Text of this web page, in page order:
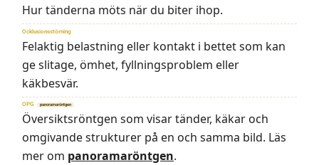
Hur tänderna möts när du biter ihop.
Ocklusionsstörning
Felaktig belastning eller kontakt i bettet som kan
ge slitage, ömhet, fyllningsproblem eller
käkbesvär.
OPG panoramaröntgen
Översiktsröntgen som visar tänder, käkar och
omgivande strukturer på en och samma bild. Läs
mer om panoramaröntgen.